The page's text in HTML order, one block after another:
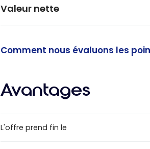
Valeur nette
Comment nous évaluons les
Avantages
L'offre prend fin le